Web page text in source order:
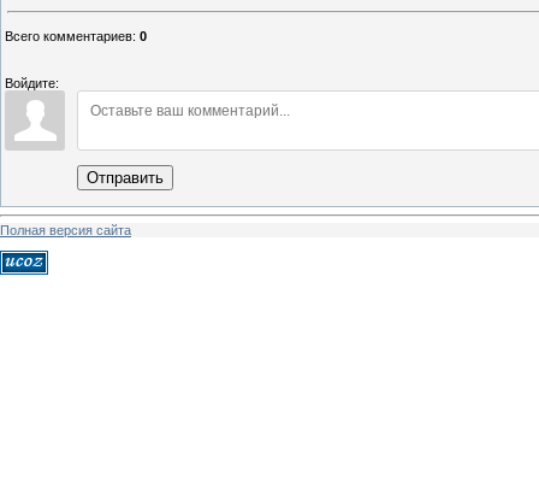
Всего комментариев: 0
Войдите:
Отправить
Полная версия сайта